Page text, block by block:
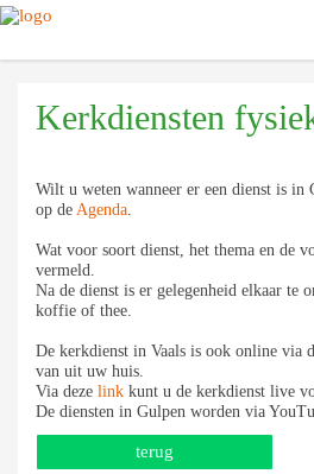
Kerkdiensten
Wilt u weten wanneer er een dienst is in
op de Agenda.
Wat voor soort dienst, het thema en de
vermeld.
Na de dienst is er gelegenheid elkaar te
koffie of thee.
De kerkdienst in Vaals is ook online via
van uit uw huis.
Via deze link kunt u de kerkdienst live
De diensten in Gulpen worden via
terug